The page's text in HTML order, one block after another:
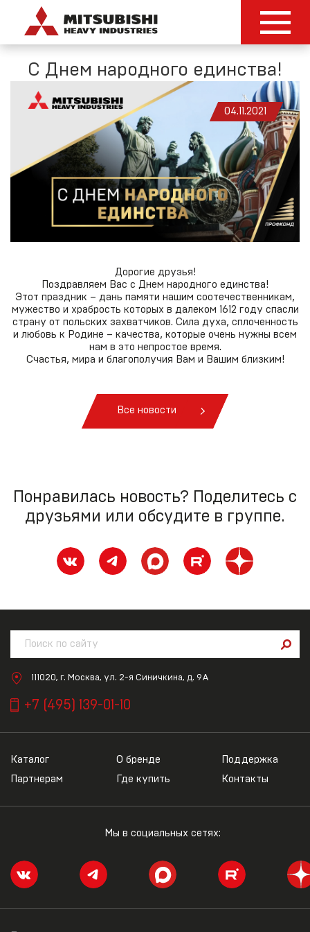
С Днем народного единства!
04.11.2021
Дорогие друзья!
Поздравляем Вас с Днем народного единства!
Этот праздник – дань памяти нашим соотечественникам,
мужество и храбрость которых в далеком 1612 году спасли
страну от польских захватчиков. Сила духа, сплоченность
и любовь к Родине – качества, которые очень нужны всем
нам в это непростое время.
Счастья, мира и благополучия Вам и Вашим близким!
Все новости
Понравилась новость? Поделитесь с
друзьями или обсудите в группе.
111020, г. Москва, ул. 2-я Синичкина, д. 9А
+7 (495) 139-01-10
Каталог О бренде
Поддержка
Партнерам
Где купить Контакты
Мы в социальных сетях: